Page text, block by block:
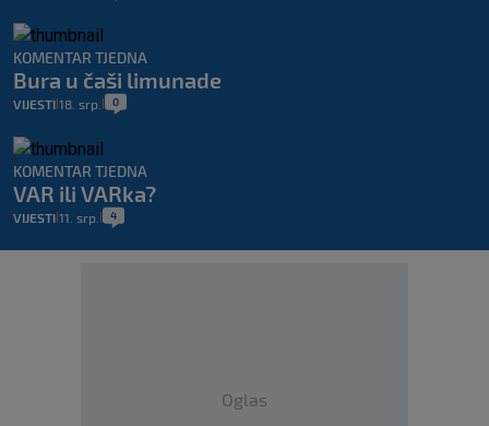
KOMENTAR TJEDNA
Bura u čaši limunade
VIJESTI 18. srp. 0
KOMENTAR TJEDNA
VAR ili VARka?
VIJESTI 11. srp. 4
Oglas